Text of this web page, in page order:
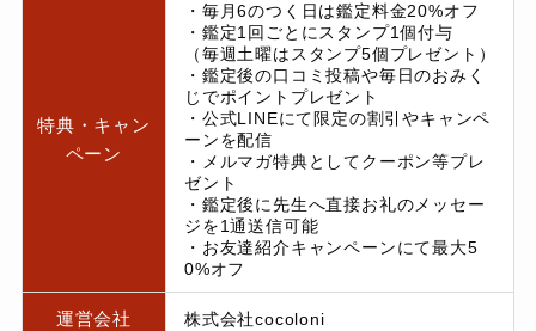
特典・キャン
ペーン
・毎月6のつく日は鑑定料金20%オフ
・鑑定1回ごとにスタンプ1個付与
（毎週土曜はスタンプ5個プレゼント）
・鑑定後の口コミ投稿や毎日のおみく
じでポイントプレゼント
・公式LINEにて限定の割引やキャンペ
ーンを配信
・メルマガ特典としてクーポン等プレ
ゼント
・鑑定後に先生へ直接お礼のメッセー
ジを1通送信可能
・お友達紹介キャンペーンにて最大5
0%オフ
運営会社 株式会社cocoloni